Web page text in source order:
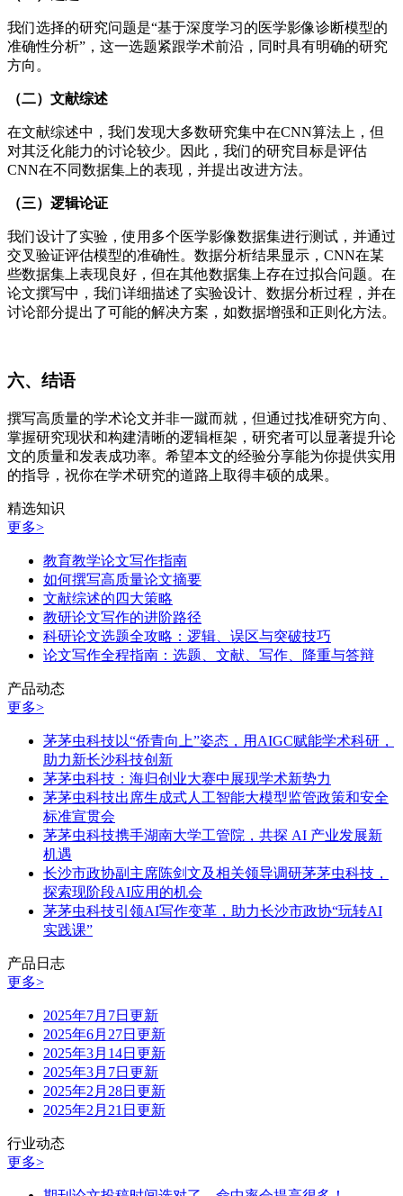
我们选择的研究问题是“基于深度学习的医学影像诊断模型的
准确性分析”，这一选题紧跟学术前沿，同时具有明确的研究
方向。
（二）文献综述
在文献综述中，我们发现大多数研究集中在CNN算法上，但
对其泛化能力的讨论较少。因此，我们的研究目标是评估
CNN在不同数据集上的表现，并提出改进方法。
（三）逻辑论证
我们设计了实验，使用多个医学影像数据集进行测试，并通过
交叉验证评估模型的准确性。数据分析结果显示，CNN在某
些数据集上表现良好，但在其他数据集上存在过拟合问题。在
论文撰写中，我们详细描述了实验设计、数据分析过程，并在
讨论部分提出了可能的解决方案，如数据增强和正则化方法。
六、结语
撰写高质量的学术论文并非一蹴而就，但通过找准研究方向、
掌握研究现状和构建清晰的逻辑框架，研究者可以显著提升论
文的质量和发表成功率。希望本文的经验分享能为你提供实用
的指导，祝你在学术研究的道路上取得丰硕的成果。
精选知识
更多>
教育教学论文写作指南
如何撰写高质量论文摘要
文献综述的四大策略
教研论文写作的进阶路径
科研论文选题全攻略：逻辑、误区与突破技巧
论文写作全程指南：选题、文献、写作、降重与答辩
产品动态
更多>
茅茅虫科技以“侨青向上”姿态，用AIGC赋能学术科研，
助力新长沙科技创新
茅茅虫科技：海归创业大赛中展现学术新势力
茅茅虫科技出席生成式人工智能大模型监管政策和安全
标准宣贯会
茅茅虫科技携手湖南大学工管院，共探 AI 产业发展新
机遇
长沙市政协副主席陈剑文及相关领导调研茅茅虫科技，
探索现阶段AI应用的机会
茅茅虫科技引领AI写作变革，助力长沙市政协“玩转AI
实践课”
产品日志
更多>
2025年7月7日更新
2025年6月27日更新
2025年3月14日更新
2025年3月7日更新
2025年2月28日更新
2025年2月21日更新
行业动态
更多>